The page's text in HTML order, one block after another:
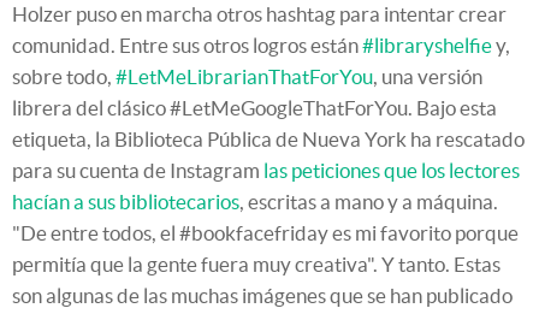
Holzer puso en marcha otros hashtag para intentar crear
comunidad. Entre sus otros logros están#libraryshelfiey,
sobre todo, #LetMeLibrarianThatForYou, una versión
librera del clásico #LetMeGoogleThatForYou. Bajo esta
etiqueta, la Biblioteca Pública de Nueva York ha rescatado
para su cuenta de Instagram las peticiones que los lectores
hacían a sus bibliotecarios, escritas a mano y a máquina.
"De entre todos, el #bookfacefriday es mi favorito porque
permitía que la gente fuera muy creativa". Y tanto. Estas
son algunas de las muchas imágenes que se han publicado